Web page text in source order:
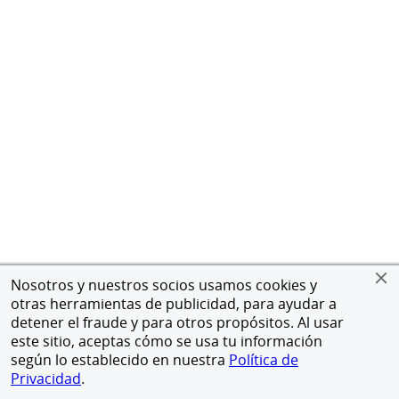
Nosotros y nuestros socios usamos cookies y
otras herramientas de publicidad, para ayudar a
detener el fraude y para otros propósitos. Al usar
este sitio, aceptas cómo se usa tu información
según lo establecido en nuestra Política de
Privacidad.